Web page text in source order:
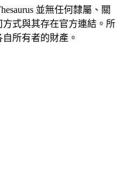
並無任何隸屬、關
式與其存在官方連結。所
所有者的財產。